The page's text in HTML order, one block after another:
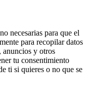
necesarias para que el
para recopilar datos
anuncios y otros
tu consentimiento
ti si quieres o no que se